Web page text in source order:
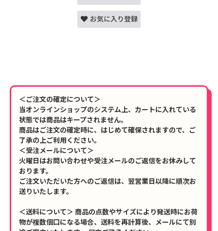
お気に入り登録
＜ご注文の確定について＞
当オンラインショップのシステム上、カートに入れている
状態では商品はキープされません。
商品はご注文の確定時に、はじめて確保されますので、ご
了承の上ご利用ください。
＜受注メールについて＞
火曜日はお問い合わせや受注メールのご返信をお休みして
おります。
ご注文いただいた方へのご返信は、翌営業日以降に順次お
送りいたします。
＜送料について＞ 商品の点数やサイズにより発送時にお荷
物が複数個口になる場合、送料を再計算後、メールにて別